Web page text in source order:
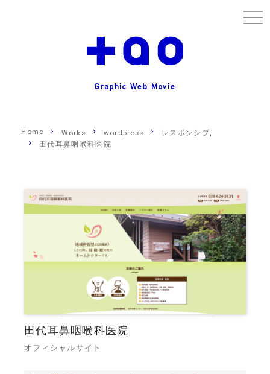
Home Works wordpress
レスポンシブ
田代耳鼻咽喉科医院
田代耳鼻咽喉科医院
オフィシャルサイト